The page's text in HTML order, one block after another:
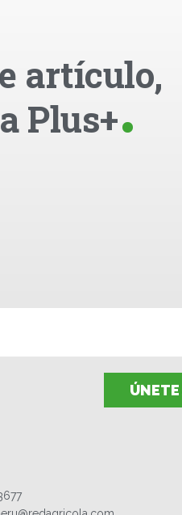
artículo,
Plus+
ÚNETE